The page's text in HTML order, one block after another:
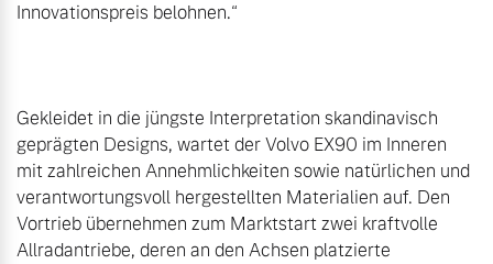
Innovationspreis belohnen.“
Gekleidet in die jüngste Interpretation skandinavisch
geprägten Designs, wartet der Volvo EX90 im Inneren
mit zahlreichen Annehmlichkeiten sowie natürlichen und
verantwortungsvoll hergestellten Materialien auf. Den
Vortrieb übernehmen zum Marktstart zwei kraftvolle
Allradantriebe, deren an den Achsen platzierte